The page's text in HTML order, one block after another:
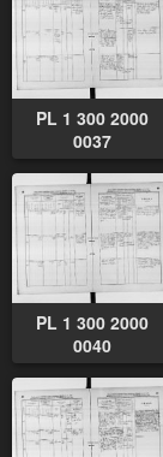
PL 1 300 2000
0037
PL 1 300 2000
0040